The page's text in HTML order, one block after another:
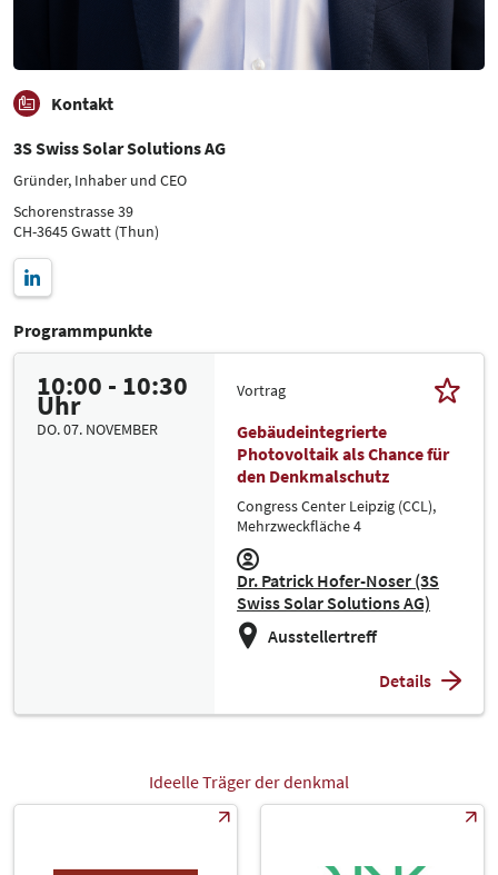
Kontakt
3S Swiss Solar Solutions AG
Gründer, Inhaber und CEO
Schorenstrasse 39
CH-3645 Gwatt (Thun)
Programmpunkte
10:00 - 10:30
Uhr
DO. 07. NOVEMBER
Vortrag
Gebäudeintegrierte
Photovoltaik als Chance für
den Denkmalschutz
Congress Center Leipzig (CCL),
Mehrzweckfläche 4
Dr. Patrick Hofer-Noser (3S
Swiss Solar Solutions AG)
Ausstellertreff
Details
Ideelle Träger der denkmal